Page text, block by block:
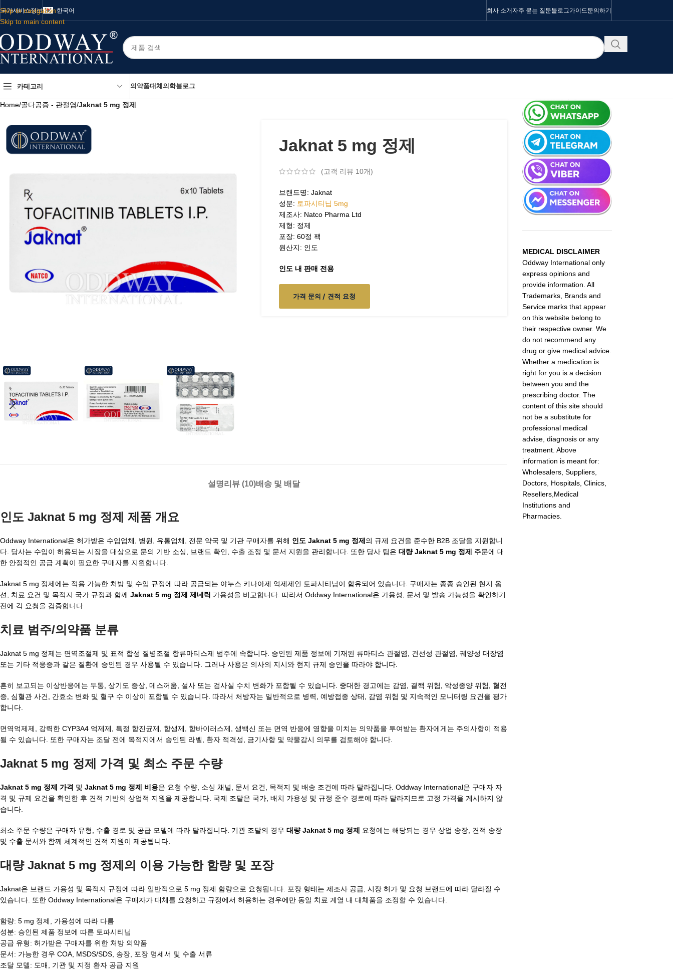
Skip to navigation
Skip to main content
국가서비스정보 한국어 회사 소개자주 묻는 질문블로그 가이드 문의하기
카테고리 의약품대체의학블로그
Home/골다공증 - 관절염/Jaknat 5 mg 정제
Jaknat 5 mg 정제
(고객 리뷰 10개)
브랜드명: Jaknat
성분: 토파시티닙 5mg
제조사: Natco Pharma Ltd
제형: 정제
포장: 60정 팩
원산지: 인도
인도 내 판매 전용
가격 문의 / 견적 요청
설명리뷰 (10)배송 및 배달
인도 Jaknat 5 mg 정제 제품 개요
Oddway International은 허가받은 수입업체, 병원, 유통업체, 전문 약국 및 기관 구매자를 위해 인도 Jaknat 5 mg 정제의 규제 요건을 준수한 B2B 조달을 지원합니
다. 당사는 수입이 허용되는 시장을 대상으로 문의 기반 소싱, 브랜드 확인, 수출 조정 및 문서 지원을 관리합니다. 또한 당사 팀은 대량 Jaknat 5 mg 정제 주문에 대
한 안정적인 공급 계획이 필요한 구매자를 지원합니다.
Jaknat 5 mg 정제에는 적용 가능한 처방 및 수입 규정에 따라 공급되는 야누스 키나아제 억제제인 토파시티닙이 함유되어 있습니다. 구매자는 종종 승인된 현지 옵
션, 치료 요건 및 목적지 국가 규정과 함께 Jaknat 5 mg 정제 제네릭 가용성을 비교합니다. 따라서 Oddway International은 가용성, 문서 및 발송 가능성을 확인하기
전에 각 요청을 검증합니다.
치료 범주/의약품 분류
Jaknat 5 mg 정제는 면역조절제 및 표적 합성 질병조절 항류마티스제 범주에 속합니다. 승인된 제품 정보에 기재된 류마티스 관절염, 건선성 관절염, 궤양성 대장염
또는 기타 적응증과 같은 질환에 승인된 경우 사용될 수 있습니다. 그러나 사용은 의사의 지시와 현지 규제 승인을 따라야 합니다.
흔히 보고되는 이상반응에는 두통, 상기도 증상, 메스꺼움, 설사 또는 검사실 수치 변화가 포함될 수 있습니다. 중대한 경고에는 감염, 결핵 위험, 악성종양 위험, 혈전
증, 심혈관 사건, 간효소 변화 및 혈구 수 이상이 포함될 수 있습니다. 따라서 처방자는 일반적으로 병력, 예방접종 상태, 감염 위험 및 지속적인 모니터링 요건을 평가
합니다.
면역억제제, 강력한 CYP3A4 억제제, 특정 항진균제, 항생제, 항바이러스제, 생백신 또는 면역 반응에 영향을 미치는 의약품을 투여받는 환자에게는 주의사항이 적용
될 수 있습니다. 또한 구매자는 조달 전에 목적지에서 승인된 라벨, 환자 적격성, 금기사항 및 약물감시 의무를 검토해야 합니다.
Jaknat 5 mg 정제 가격 및 최소 주문 수량
Jaknat 5 mg 정제 가격 및 Jaknat 5 mg 정제 비용은 요청 수량, 소싱 채널, 문서 요건, 목적지 및 배송 조건에 따라 달라집니다. Oddway International은 구매자 자
격 및 규제 요건을 확인한 후 견적 기반의 상업적 지원을 제공합니다. 국제 조달은 국가, 배치 가용성 및 규정 준수 경로에 따라 달라지므로 고정 가격을 게시하지 않
습니다.
최소 주문 수량은 구매자 유형, 수출 경로 및 공급 모델에 따라 달라집니다. 기관 조달의 경우 대량 Jaknat 5 mg 정제 요청에는 해당되는 경우 상업 송장, 견적 송장
및 수출 문서와 함께 체계적인 견적 지원이 제공됩니다.
대량 Jaknat 5 mg 정제의 이용 가능한 함량 및 포장
Jaknat은 브랜드 가용성 및 목적지 규정에 따라 일반적으로 5 mg 정제 함량으로 요청됩니다. 포장 형태는 제조사 공급, 시장 허가 및 요청 브랜드에 따라 달라질 수
있습니다. 또한 Oddway International은 구매자가 대체를 요청하고 규정에서 허용하는 경우에만 동일 치료 계열 내 대체품을 조정할 수 있습니다.
함량: 5 mg 정제, 가용성에 따라 다름
성분: 승인된 제품 정보에 따른 토파시티닙
공급 유형: 허가받은 구매자를 위한 처방 의약품
문서: 가능한 경우 COA, MSDS/SDS, 송장, 포장 명세서 및 수출 서류
조달 모델: 도매, 기관 및 지정 환자 공급 지원
MEDICAL DISCLAIMER
Oddway International only
express opinions and
provide information. All
Trademarks, Brands and
Service marks that appear
on this website belong to
their respective owner. We
do not recommend any
drug or give medical advice.
Whether a medication is
right for you is a decision
between you and the
prescribing doctor. The
content of this site should
not be a substitute for
professional medical
advise, diagnosis or any
treatment. Above
information is meant for:
Wholesalers, Suppliers,
Doctors, Hospitals, Clinics,
Resellers,Medical
Institutions and
Pharmacies.